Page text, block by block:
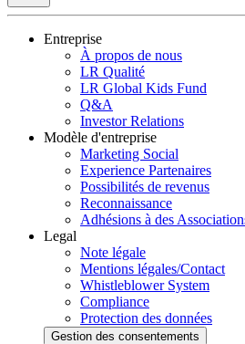
Entreprise
À propos de nous
LR Qualité
LR Global Kids Fund
Q&A
Investor Relations
Modèle d'entreprise
Marketing Social
Experience Partenaires
Possibilités de revenus
Reconnaissance
Adhésions à des
Legal
Note légale
Mentions légales/Contact
Whistleblower System
Compliance
Protection des données
Gestion des consentements